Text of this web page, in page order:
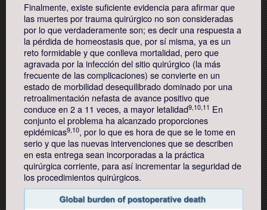
Finalmente, existe suficiente evidencia para afirmar que
las muertes por trauma quirúrgico no son consideradas
por lo que verdaderamente son; es decir una respuesta a
la pérdida de homeostasis que, por sí misma, ya es un
reto formidable y que conlleva mortalidad, pero que
agravada por la infección del sitio quirúrgico (la más
frecuente de las complicaciones) se convierte en un
estado de morbilidad desequilibrado dominado por una
retroalimentación nefasta de avance positivo que
conduce en 2 a 11 veces, a mayor letalidad9,10,11 En
conjunto el problema ha alcanzado proporciones
epidémicas9,10, por lo que es hora de que se le tome en
serio y que las nuevas intervenciones que se describen
en esta entrega sean incorporadas a la práctica
quirúrgica corriente, para así incrementar la seguridad de
los procedimientos quirúrgicos.